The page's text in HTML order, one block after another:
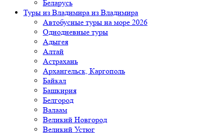
Беларусь
Туры из Владимира из Владимира
Автобусные туры на море 2026
Однодневные туры
Адыгея
Алтай
Астрахань
Архангельск, Каргополь
Байкал
Башкирия
Белгород
Валаам
Великий Новгород
Великий Устюг